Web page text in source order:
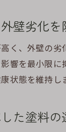
壁劣化を
く、外壁の
響を最小限
状態を維持し
た塗料の